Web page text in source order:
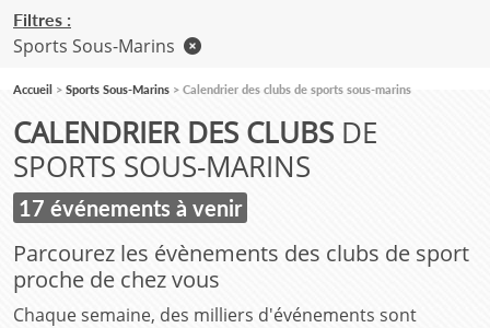
CALENDRIER DES CLUBS DE
SPORTS SOUS-MARINS
17 événements à venir
Parcourez les évènements des clubs de sport
proche de chez vous
Chaque semaine, des milliers d'événements sont
Filtres :
Sports Sous-Marins
Accueil Sports Sous-Marins Calendrier des clubs de sports sous-marins